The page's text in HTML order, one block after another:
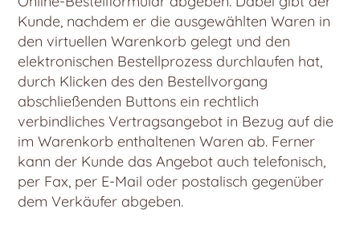
Kunde, nachdem er die ausgewählten Waren in
den virtuellen Warenkorb gelegt und den
elektronischen Bestellprozess durchlaufen hat,
durch Klicken des den Bestellvorgang
abschließenden Buttons ein rechtlich
verbindliches Vertragsangebot in Bezug auf die
im Warenkorb enthaltenen Waren ab. Ferner
kann der Kunde das Angebot auch telefonisch,
per Fax, per E-Mail oder postalisch gegenüber
dem Verkäufer abgeben.